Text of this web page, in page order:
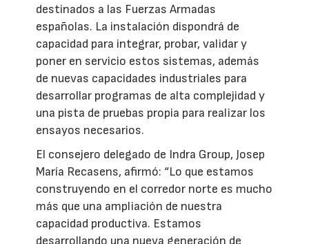
destinados a las Fuerzas Armadas
españolas. La instalación dispondrá de
capacidad para integrar, probar, validar y
poner en servicio estos sistemas, además
de nuevas capacidades industriales para
desarrollar programas de alta complejidad y
una pista de pruebas propia para realizar los
ensayos necesarios.
El consejero delegado de Indra Group, Josep
María Recasens, afirmó: “Lo que estamos
construyendo en el corredor norte es mucho
más que una ampliación de nuestra
capacidad productiva. Estamos
desarrollando una nueva generación de